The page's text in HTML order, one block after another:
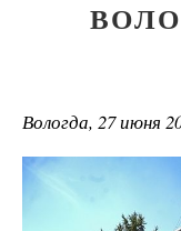
Вологда, 27 июня